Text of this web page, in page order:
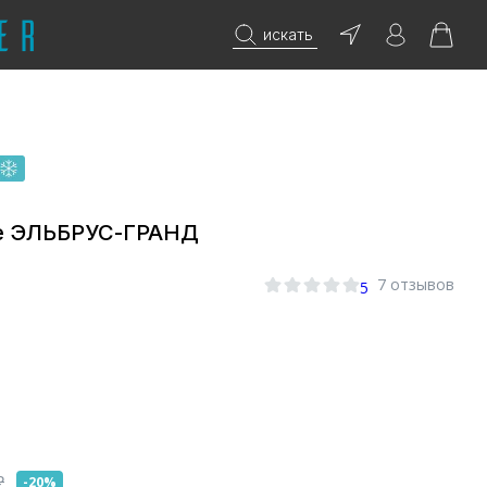
искать
ЭЛЬБРУС-ГРАНД
5 7 отзывов
-20%